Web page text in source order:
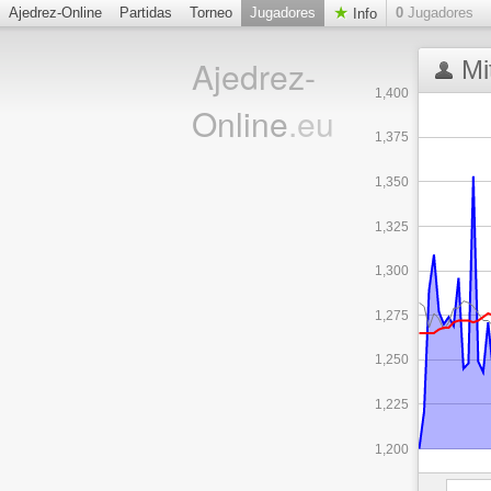
Ajedrez-Online Partidas Torneo Jugadores Info 0 Jugadores
Ajedrez-
Online.eu
1,200
1,225
1,250
1,275
1,300
1,325
1,350
1,375
1,400